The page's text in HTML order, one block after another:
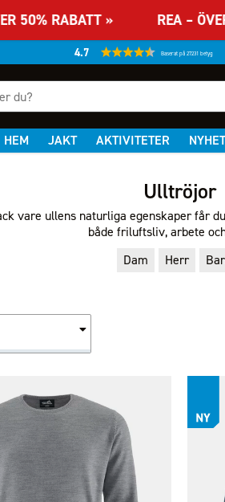
50% RABATT » REA –
4.7 Baserat på 27231 betyg
HEM JAKT AKTIVITETER
Ulltröjor
vare ullens naturliga egenskaper får
både friluftsliv, arbete
Dam
Herr